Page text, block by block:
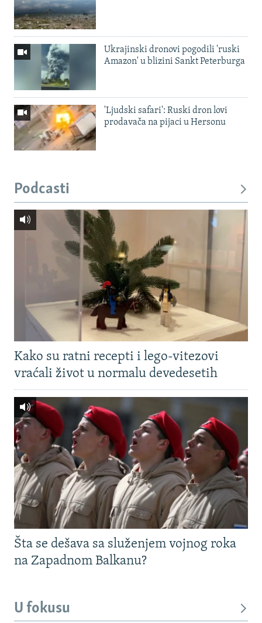
Ukrajinski dronovi pogodili 'ruski
Amazon' u blizini Sankt Peterburga
'Ljudski safari': Ruski dron lovi
prodavača na pijaci u Hersonu
Podcasti
Kako su ratni recepti i lego-vitezovi
vraćali život u normalu devedesetih
Šta se dešava sa služenjem vojnog roka
na Zapadnom Balkanu?
U fokusu